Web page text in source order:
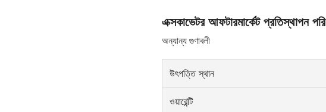
এক্সকাভেটর আফটারমার্কেট
অন্যান্য গুণাবলী
উৎপত্তি স্থান
ওয়ারেন্টি